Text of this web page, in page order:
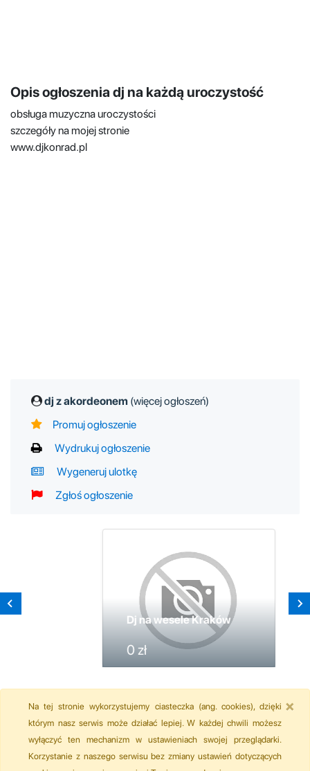
Opis ogłoszenia dj na każdą uroczystość
obsługa muzyczna uroczystości
szczegóły na mojej stronie
www.djkonrad.pl
dj z akordeonem (więcej ogłoszeń)
Promuj ogłoszenie
Wydrukuj ogłoszenie
Wygeneruj ulotkę
Zgłoś ogłoszenie
Dj na wesele Kraków
Na tej stronie wykorzystujemy ciasteczka (ang. cookies), dzięki
którym nasz serwis może działać lepiej. W każdej chwili możesz
wyłączyć ten mechanizm w ustawieniach swojej przeglądarki.
Korzystanie z naszego serwisu bez zmiany ustawień dotyczących
×